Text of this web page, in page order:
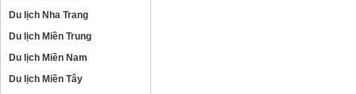
Du lịch Nha Trang
Du lịch Miền Trung
Du lịch Miền Nam
Du lịch Miền Tây